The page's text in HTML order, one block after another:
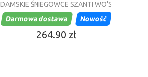
DAMSKIE ŚNIEGOWCE SZANTI WO'S
Darmowa dostawa
Nowość
264.90 zł